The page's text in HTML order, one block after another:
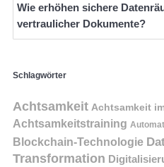
Wie erhöhen sichere
vertraulicher Dokumente?
Schlagwörter
Achtsamkeit Achtsamkeit
Achtsamkeitstraining
Blockchain-Technologie
Transformation